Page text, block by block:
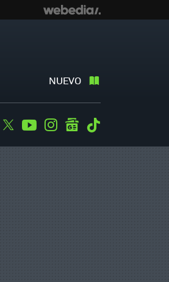
NUEVO
Facebook
TwitterYoutubeInstagramgooglenews